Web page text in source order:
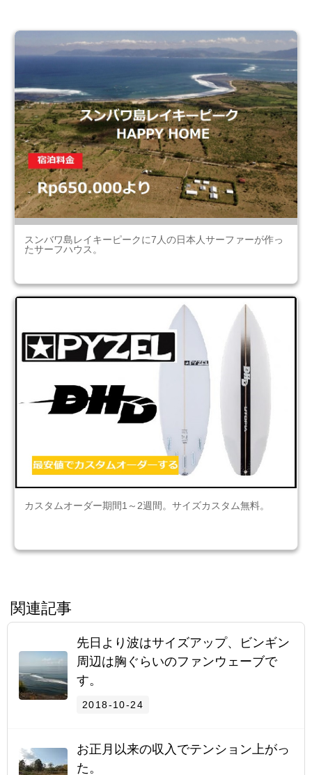
スンバワ島レイキーピークに7人の日本人サーファーが作っ
たサーフハウス。
カスタムオーダー期間1～2週間。サイズカスタム無料。
関連記事
先日より波はサイズアップ、ビンギン
周辺は胸ぐらいのファンウェーブで
す。
2018-10-24
お正月以来の収入でテンション上がっ
た。